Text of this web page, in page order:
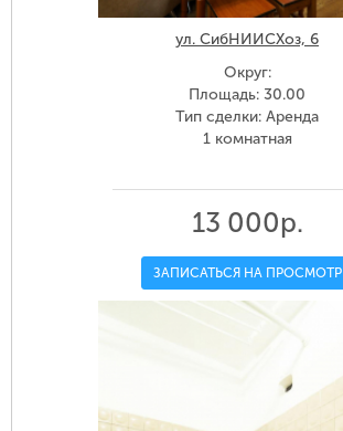
ул. СибНИИСХоз, 6
Округ:
Площадь: 30.00
Тип сделки: Аренда
1 комнатная
13 000р.
ЗАПИСАТЬСЯ НА ПРОСМОТР